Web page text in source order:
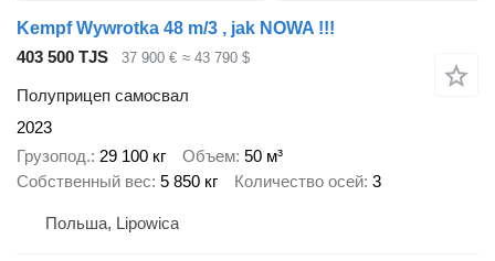
Kempf Wywrotka 48 m/3 , jak NOWA !!!
403 500 TJS
37 900 € ≈ 43 790 $
Полуприцеп самосвал
2023
Грузопод. 29 100 кг Объем 50 м³
Собственный вес 5 850 кг Количество осей 3
Польша, Lipowica